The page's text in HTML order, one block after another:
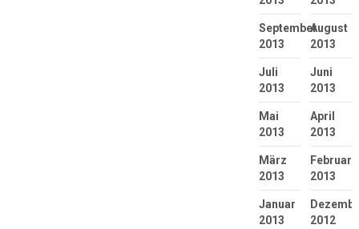
September
2013
August
2013
Juli
2013
Juni
2013
Mai
2013
April
2013
März
2013
Februar
2013
Januar
2013
2012